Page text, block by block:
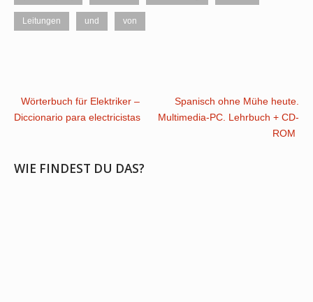
Leitungen und von
Post
Wörterbuch für Elektriker –
Diccionario para electricistas
Spanisch ohne Mühe heute.
Multimedia-PC. Lehrbuch + CD-
ROM
WIE FINDEST DU DAS?